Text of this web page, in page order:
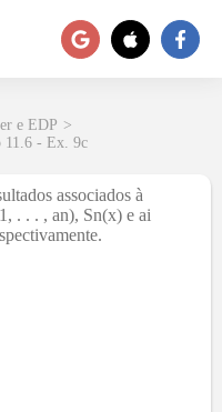
e EDP >
11.6 - Ex. 9c
associados à
. . . , an), Sn(x) e ai